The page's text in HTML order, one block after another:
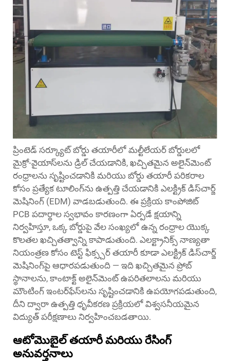
ప్రింటెడ్ సర్క్యూట్ బోర్డు తయారీలో మల్టీలేయర్ బోర్డులలో
మైక్రో-వైయాస్‌లను డ్రిల్ చేయడానికి, ఖచ్చితమైన అలైన్‌మెంట్
రంధ్రాలను సృష్టించడానికి మరియు బోర్డు తయారీ పరికరాల
కోసం ప్రత్యేక టూలింగ్‌ను ఉత్పత్తి చేయడానికి ఎలక్ట్రిక్ డిస్‌చార్జ్
మెషినింగ్ (EDM) వాడబడుతుంది. ఈ ప్రక్రియ కాంపోజిట్
PCB పదార్థాల స్వభావం కారణంగా ఏర్పడే క్షయాన్ని
నిర్వహిస్తూ, ఒక్క బోర్డుపై వేల సంఖ్యలో ఉన్న రంధ్రాల యొక్క
కొలతల ఖచ్చితత్వాన్ని కాపాడుతుంది. ఎలక్ట్రానిక్స్ నాణ్యతా
నియంత్రణ కోసం టెస్ట్ ఫిక్స్చర్ తయారీ కూడా ఎలక్ట్రిక్ డిస్‌చార్జ్
మెషినింగ్‌పై ఆధారపడుతుంది — ఇది ఖచ్చితమైన ప్రోబ్
స్థానాలను, కాంటాక్ట్ అలైన్‌మెంట్ ఉపరితలాలను మరియు
మౌంటింగ్ ఇంటర్‌ఫేస్‌లను సృష్టించడానికి ఉపయోగపడుతుంది,
దీని ద్వారా ఉత్పత్తి ధృవీకరణ ప్రక్రియలో విశ్వసనీయమైన
విద్యుత్ పరీక్షణాలు నిర్వహించబడతాయి.
ఆటోమొబైల్ తయారీ మరియు రేసింగ్
అనువర్తనాలు